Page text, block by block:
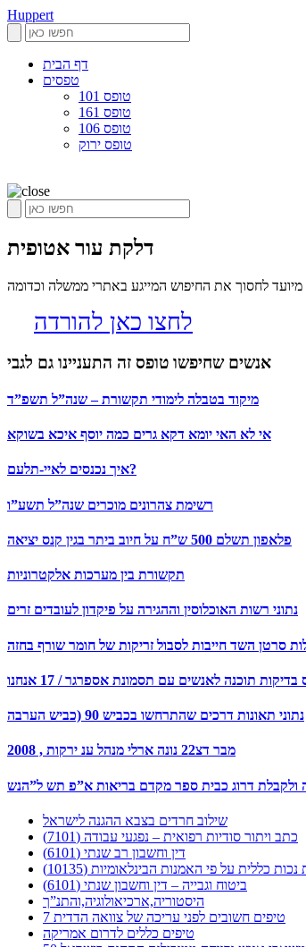
Huppert
דף הבית
טפסים
טופס 101
טופס 161
טופס 106
טופס ירוק
דלקת עור אטופית
לחסוך את החיפוש המייגע באתרי ממשלה וכדומה
לחצו כאן להורדה
אנשים שחיפשו טופס זה התעניינו גם לגבי
מיקוד בטבלה לימודי תקשורת – שנה”ל תשפ”ד
אי לא האי יומא דקא גרים כמה יוסף איכא בשוקא
איך נכנסים לאיי-תלעם?
רשימת צהרונים מוכרים שנה”ל תשע”ו
פלאפון תשלם 500 ש”ח על חיוב ביתר בגין קנס יציאה
תקשורת בין מערכות אלקטרוניות
נתוני רשות האוכלוסין וההגירה על פיקדון לעובדים זרים
נתוני תאונות דרכים שהתרחשו בכביש 90 (כביש הערבה
2008 , מבר דצ22 נונה ארלי מנהל ענ ירקות
ולקבלת דרוג כבית ספר מקדם בריאות א”פ תש ל”הנש
שילוב חרדים בצבא ההגנה לישראל
כתב ויתור סודיות רפואית – נפגעי עבודה (7101)
דין וחשבון רב שנתי (6101)
כללית על פי האמנות הבינלאומיות (10135)
ביטוח וגבייה – דין וחשבון שנתי (6101)
היסטוריה,ארכיאולוגיה,והתנ”ך
7 טיפים חשובים לפני עריכה של צוואה הדדית
טיפים כללים לדרום אמריקה